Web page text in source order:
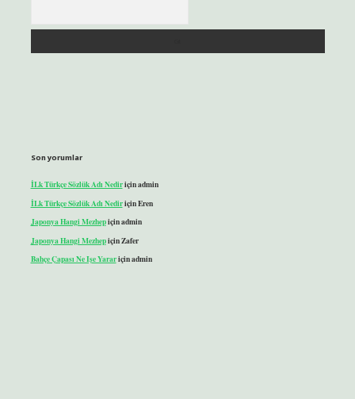
Son yorumlar
İLk Türkçe Sözlük Adı Nediriçinadmin
İLk Türkçe Sözlük Adı NediriçinEren
Japonya Hangi Mezhepiçinadmin
Japonya Hangi MezhepiçinZafer
Bahçe Çapası Ne Işe Yarariçinadmin